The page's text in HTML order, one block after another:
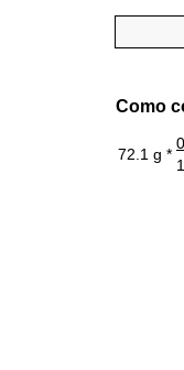
Como
72.1 g *